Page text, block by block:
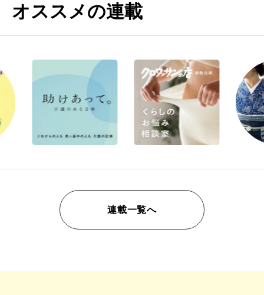
オススメの連載
連載一覧へ